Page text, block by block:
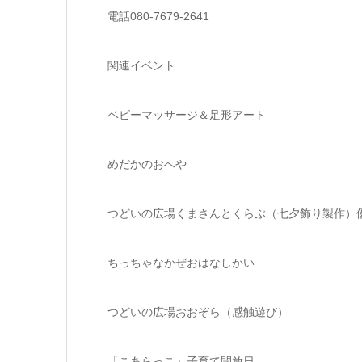
電話080-7679-2641
関連イベント
ベビーマッサージ＆足形アート
めだかのおへや
つどいの広場くまさんとくらぶ（七夕飾り製作）
ちっちゃなかぜおはなしかい
つどいの広場おおぞら（感触遊び）